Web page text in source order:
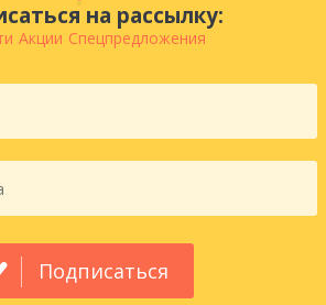
на рассылку:
Акции Спецпредложения
Подписаться